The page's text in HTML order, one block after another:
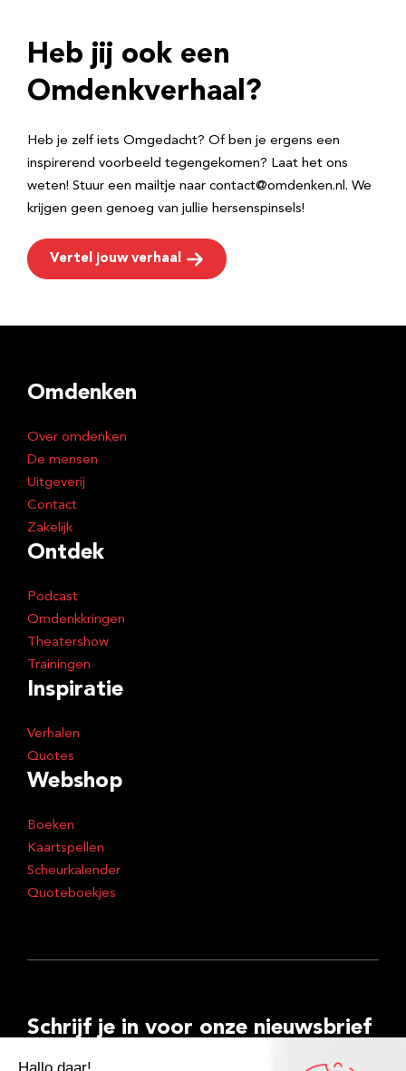
r
e
Heb jij ook een
Omdenkverhaal?
Heb je zelf iets Omgedacht? Of ben je ergens een
inspirerend voorbeeld tegengekomen? Laat het ons
weten! Stuur een mailtje naar contact@omdenken.nl. We
krijgen geen genoeg van jullie hersenspinsels!
Vertel jouw verhaal
Omdenken
Over omdenken
De mensen
Uitgeverij
Contact
Zakelijk
Ontdek
Podcast
Omdenkkringen
Theatershow
Trainingen
Inspiratie
Verhalen
Quotes
Webshop
Boeken
Kaartspellen
Scheurkalender
Quoteboekjes
Schrijf je in voor onze nieuwsbrief